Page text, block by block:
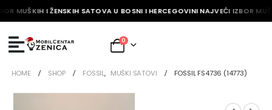
MUŠKIH I ŽENSKIH SATOVA U BOSNI I HERCEGOVINI NAJVEĆI IZBOR
0
HOME SHOP FOSSIL, MUŠKI SATOVI FOSSIL FS4736 (14773)